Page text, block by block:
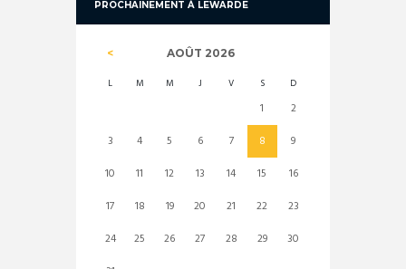
PROCHAINEMENT À LEWARDE
AOÛT 2026
L M M J V S D
1
2
3
4 5 6 7 8
9
10
11 12 13 14 15
16
17
18 19 20 21 22
23
24
25 26 27 28 29
30